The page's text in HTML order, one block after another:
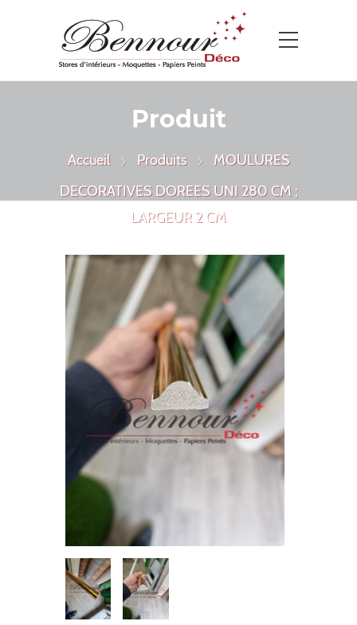
Produit
Accueil Produits
MOULURES
DECORATIVES DOREES UNI 280 CM ;
LARGEUR 2 CM